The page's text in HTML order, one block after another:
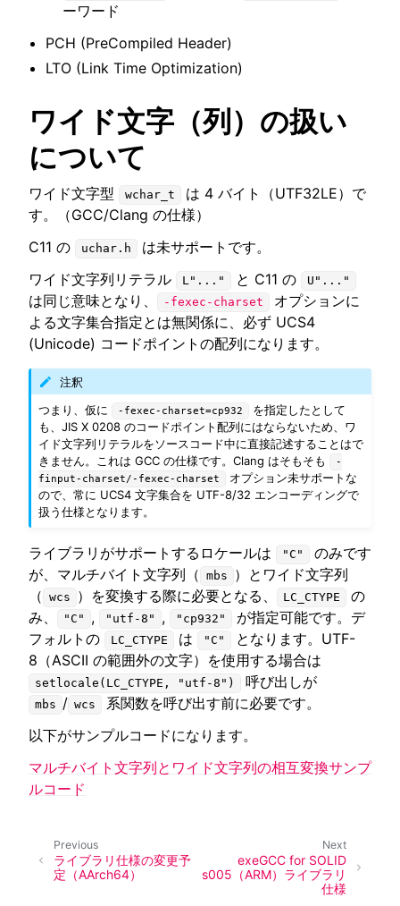
ーワード
PCH (PreCompiled Header)
LTO (Link Time Optimization)
ワイド文字（列）の扱い
について
ワイド文字型 wchar_t
は 4 バイト（UTF32LE）で
す。（GCC/Clang の仕様）
C11 の
uchar.h
は未サポートです。
ワイド文字列リテラル
L"..." と C11 の U"..."
は同じ意味となり、 -fexec-charset
オプションに
よる文字集合指定とは無関係に、必ず UCS4
(Unicode) コードポイントの配列になります。
注釈
つまり、仮に
-fexec-charset=cp932
を指定したとして
も、JIS X 0208 のコードポイント配列にはならないため、ワ
イド文字列リテラルをソースコード中に直接記述することはで
きません。これは GCC の仕様です。Clang はそもそも
-
finput-charset/-fexec-charset
オプション未サポートな
ので、常に UCS4 文字集合を UTF-8/32 エンコーディングで
扱う仕様となります。
ライブラリがサポートするロケールは "C"
のみです
が、マルチバイト文字列（ mbs
）とワイド文字列
（ wcs ）を変換する際に必要となる、 LC_CTYPE
の
み、
"C" , "utf-8" , "cp932"
が指定可能です。デ
フォルトの
LC_CTYPE は "C"
となります。UTF-
8（ASCII の範囲外の文字）を使用する場合は
setlocale(LC_CTYPE, "utf-8") 呼び出しが
mbs / wcs
系関数を呼び出す前に必要です。
以下がサンプルコードになります。
マルチバイト文字列とワイド文字列の相互変換サンプ
ルコード
Next
exeGCC for SOLID
s005（ARM）ライブラリ
仕様
Previous
ライブラリ仕様の変更予
定（AArch64）